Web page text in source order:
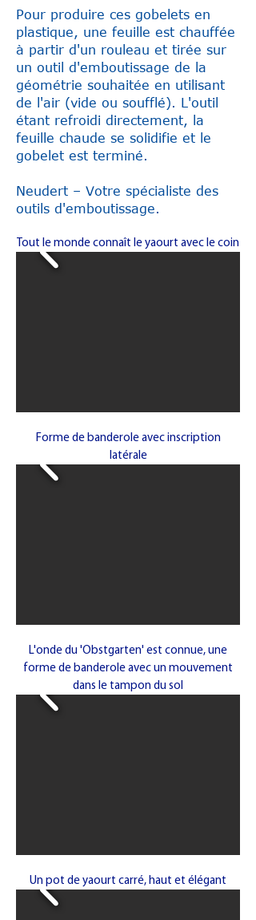
Pour produire ces gobelets en
plastique, une feuille est chauffée
à partir d'un rouleau et tirée sur
un outil d'emboutissage de la
géométrie souhaitée en utilisant
de l'air (vide ou soufflé). L'outil
étant refroidi directement, la
feuille chaude se solidifie et le
gobelet est terminé.
Neudert – Votre spécialiste des
outils d'emboutissage.
Tout le monde connaît le yaourt avec le coin
Forme de banderole avec inscription
latérale
L'onde du 'Obstgarten' est connue, une
forme de banderole avec un mouvement
dans le tampon du sol
Un pot de yaourt carré, haut et élégant